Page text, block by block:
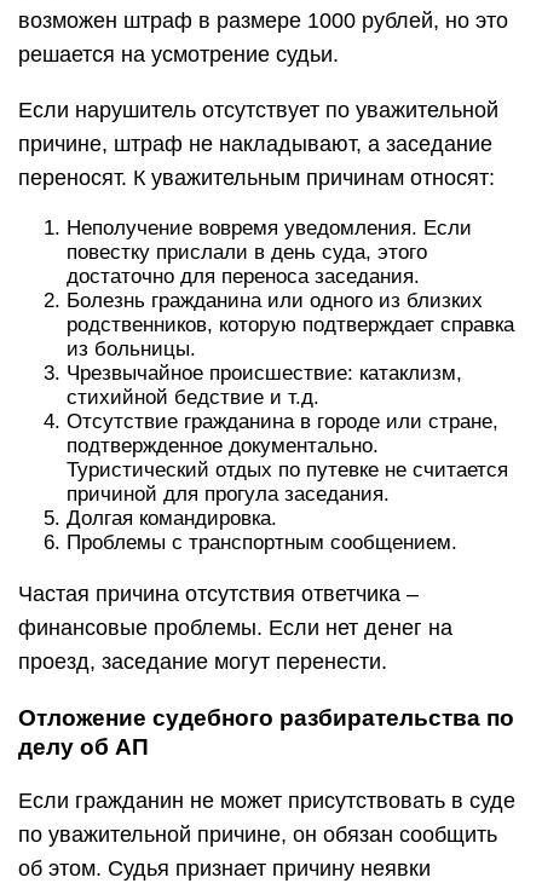
возможен штраф в размере 1000 рублей, но это
решается на усмотрение судьи.
Если нарушитель отсутствует по уважительной
причине, штраф не накладывают, а заседание
переносят. К уважительным причинам относят:
Неполучение вовремя уведомления. Если
повестку прислали в день суда, этого
достаточно для переноса заседания.
Болезнь гражданина или одного из близких
родственников, которую подтверждает справка
из больницы.
Чрезвычайное происшествие: катаклизм,
стихийной бедствие и т.д.
Отсутствие гражданина в городе или стране,
подтвержденное документально.
Туристический отдых по путевке не считается
причиной для прогула заседания.
Долгая командировка.
Проблемы с транспортным сообщением.
Частая причина отсутствия ответчика –
финансовые проблемы. Если нет денег на
проезд, заседание могут перенести.
Отложение судебного разбирательства по
делу об АП
Если гражданин не может присутствовать в суде
по уважительной причине, он обязан сообщить
об этом. Судья признает причину неявки